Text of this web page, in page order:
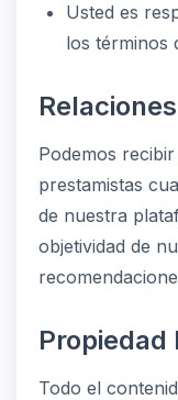
Usted es
los términos
Podemos
prestamistas
de nuestra
objetividad de
Todo el